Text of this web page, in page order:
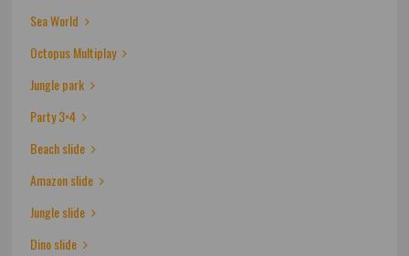
Sea World
Octopus Multiplay
Jungle park
Party 3×4
Beach slide
Amazon slide
Jungle slide
Dino slide